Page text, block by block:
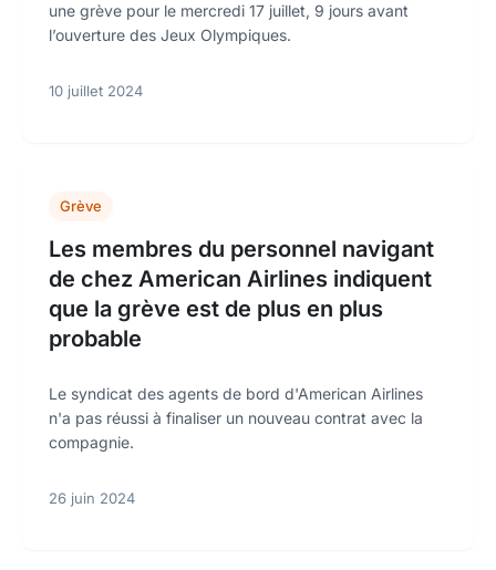
une grève pour le mercredi 17 juillet, 9 jours avant
l’ouverture des Jeux Olympiques.
10 juillet 2024
Grève
Les membres du personnel navigant
de chez American Airlines indiquent
que la grève est de plus en plus
probable
Le syndicat des agents de bord d'American Airlines
n'a pas réussi à finaliser un nouveau contrat avec la
compagnie.
26 juin 2024